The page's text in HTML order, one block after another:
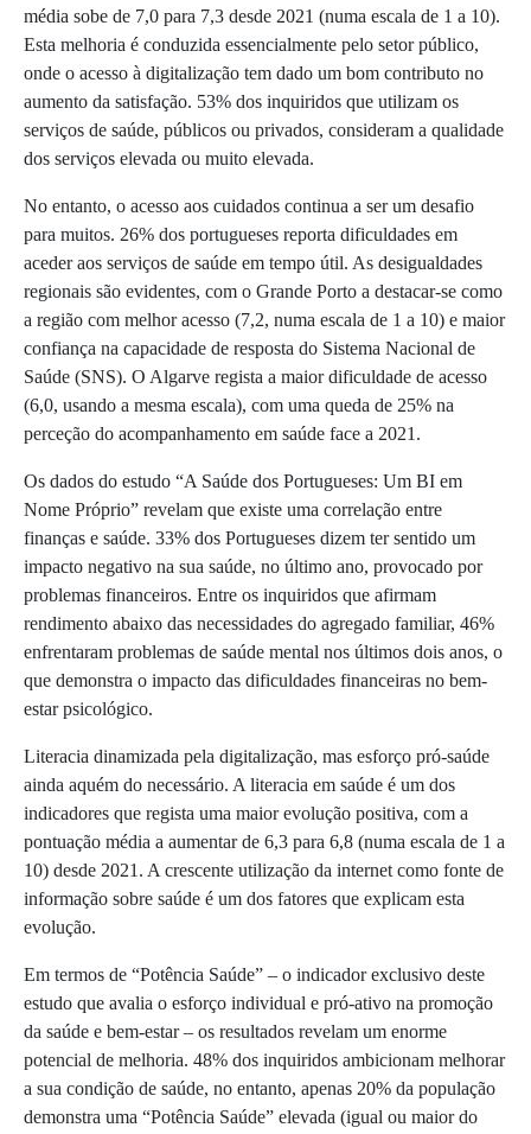
média sobe de 7,0 para 7,3 desde 2021 (numa escala de 1 a 10).
Esta melhoria é conduzida essencialmente pelo setor público,
onde o acesso à digitalização tem dado um bom contributo no
aumento da satisfação. 53% dos inquiridos que utilizam os
serviços de saúde, públicos ou privados, consideram a qualidade
dos serviços elevada ou muito elevada.
No entanto, o acesso aos cuidados continua a ser um desafio
para muitos. 26% dos portugueses reporta dificuldades em
aceder aos serviços de saúde em tempo útil. As desigualdades
regionais são evidentes, com o Grande Porto a destacar-se como
a região com melhor acesso (7,2, numa escala de 1 a 10) e maior
confiança na capacidade de resposta do Sistema Nacional de
Saúde (SNS). O Algarve regista a maior dificuldade de acesso
(6,0, usando a mesma escala), com uma queda de 25% na
perceção do acompanhamento em saúde face a 2021.
Os dados do estudo “A Saúde dos Portugueses: Um BI em
Nome Próprio” revelam que existe uma correlação entre
finanças e saúde. 33% dos Portugueses dizem ter sentido um
impacto negativo na sua saúde, no último ano, provocado por
problemas financeiros. Entre os inquiridos que afirmam
rendimento abaixo das necessidades do agregado familiar, 46%
enfrentaram problemas de saúde mental nos últimos dois anos, o
que demonstra o impacto das dificuldades financeiras no bem-
estar psicológico.
Literacia dinamizada pela digitalização, mas esforço pró-saúde
ainda aquém do necessário. A literacia em saúde é um dos
indicadores que regista uma maior evolução positiva, com a
pontuação média a aumentar de 6,3 para 6,8 (numa escala de 1 a
10) desde 2021. A crescente utilização da internet como fonte de
informação sobre saúde é um dos fatores que explicam esta
evolução.
Em termos de “Potência Saúde” – o indicador exclusivo deste
estudo que avalia o esforço individual e pró-ativo na promoção
da saúde e bem-estar – os resultados revelam um enorme
potencial de melhoria. 48% dos inquiridos ambicionam melhorar
a sua condição de saúde, no entanto, apenas 20% da população
demonstra uma “Potência Saúde” elevada (igual ou maior do